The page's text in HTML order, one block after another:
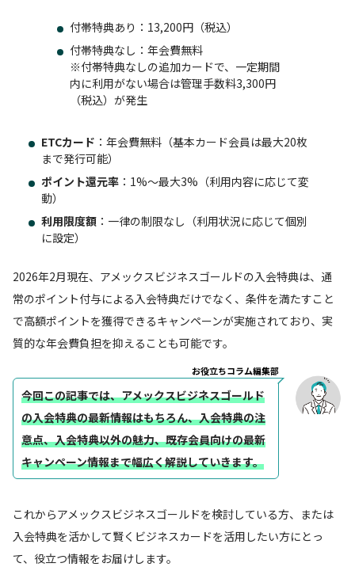
付帯特典あり：13,200円（税込）
付帯特典なし：年会費無料
※付帯特典なしの追加カードで、一定期間
内に利用がない場合は管理手数料3,300円
（税込）が発生
ETCカード ：年会費無料（基本カード会員は最大20枚
まで発行可能）
ポイント還元率 ：1%〜最大3%（利用内容に応じて変
動）
利用限度額 ：一律の制限なし（利用状況に応じて個別
に設定）
2026年2月現在、アメックスビジネスゴールドの入会特典は、通
常のポイント付与による入会特典だけでなく、条件を満たすこと
で高額ポイントを獲得できるキャンペーンが実施されており、実
質的な年会費負担を抑えることも可能です。
お役立ちコラム編集部
今回この記事では、アメックスビジネスゴールド
の入会特典の最新情報はもちろん、入会特典の注
意点、入会特典以外の魅力、既存会員向けの最新
キャンペーン情報まで幅広く解説していきます。
これからアメックスビジネスゴールドを検討している方、または
入会特典を活かして賢くビジネスカードを活用したい方にとっ
て、役立つ情報をお届けします。